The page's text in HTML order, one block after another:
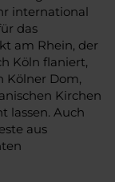
international
das
am Rhein, der
Köln flaniert,
Kölner Dom,
Kirchen
lassen. Auch
aus